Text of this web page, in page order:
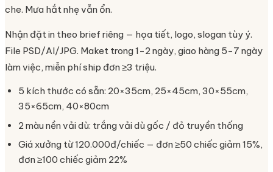
che. Mưa hắt nhẹ vẫn ổn.
Nhận đặt in theo brief riêng — họa tiết, logo, slogan tùy ý.
File PSD/AI/JPG. Maket trong 1-2 ngày, giao hàng 5-7 ngày
làm việc, miễn phí ship đơn ≥3 triệu.
5 kích thước có sẵn: 20×35cm, 25×45cm, 30×55cm,
35×65cm, 40×80cm
2 màu nền vải dù: trắng vải dù gốc / đỏ truyền thống
Giá xưởng từ 120.000đ/chiếc — đơn ≥50 chiếc giảm 15%,
đơn ≥100 chiếc giảm 22%